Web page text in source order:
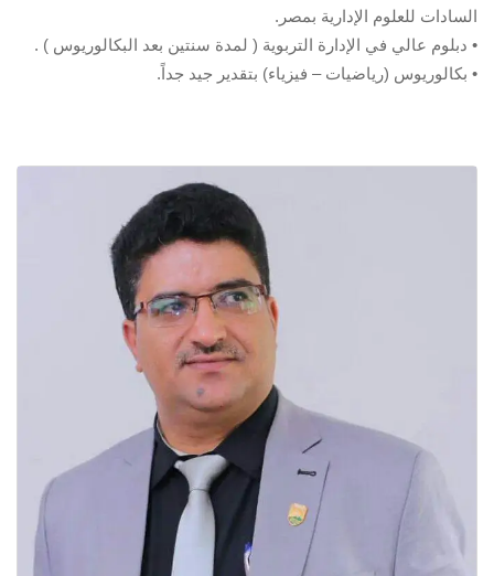
السادات للعلوم الإدارية بمصر.
• دبلوم عالي في الإدارة التربوية ( لمدة سنتين بعد البكالوريوس ) .
• بكالوريوس (رياضيات – فيزياء) بتقدير جيد جداً.